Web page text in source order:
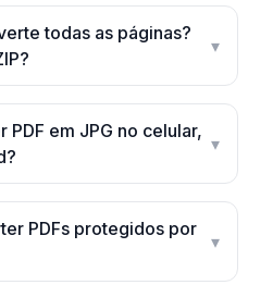
todas as páginas?
▾
em JPG no celular,
▾
PDFs protegidos por
▾